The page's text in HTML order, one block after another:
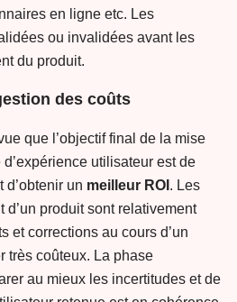
en ligne etc. Les
ou invalidées avant les
du produit.
des coûts
que l’objectif final de la mise
utilisateur est de
d’obtenir un meilleur ROI . Les
produit sont relativement
et corrections au cours d’un
très coûteux. La phase
au mieux les incertitudes et de